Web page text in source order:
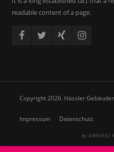
readable content of a page.
Copyright 2026. Hässler
Impressum Datenschutz
by GREEN32